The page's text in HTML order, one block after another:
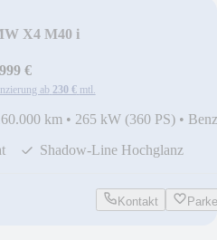
X4 M40 i
€
ab 230 € mtl.
km • 265 kW (360 PS) •
Shadow-Line Hochglanz
Kontakt